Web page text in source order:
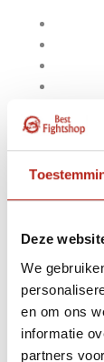
Deze
We
en om ons
informatie
partners
Apply